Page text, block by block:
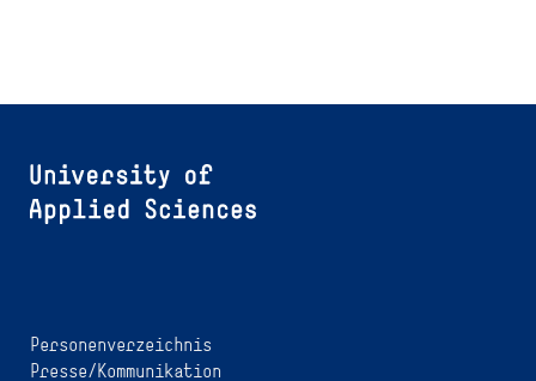
Personenverzeichnis
Presse/Kommunikation